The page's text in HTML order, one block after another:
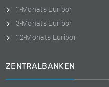
1-Monats Euribor
3-Monats Euribor
12-Monats Euribor
ZENTRALBANKEN